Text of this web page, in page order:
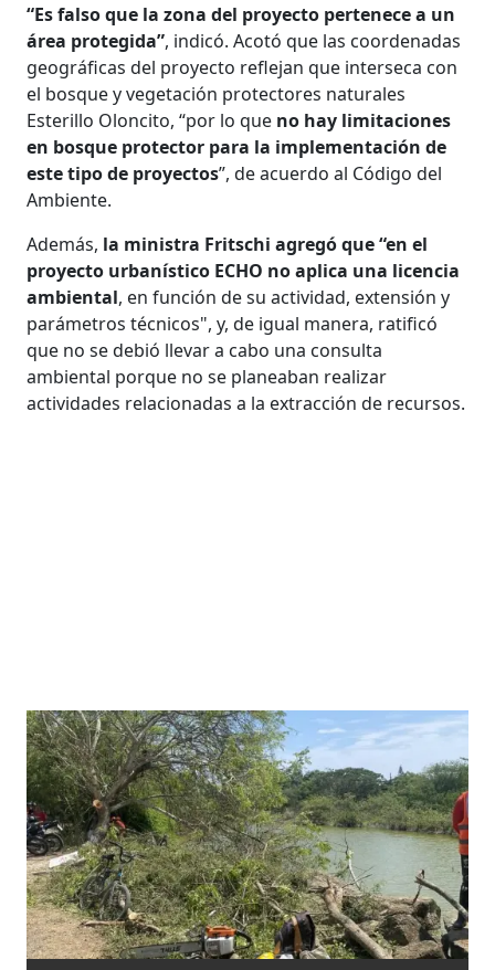
“Es falso que la zona del proyecto pertenece a un
área protegida”, indicó. Acotó que las coordenadas
geográficas del proyecto reflejan que interseca con
el bosque y vegetación protectores naturales
Esterillo Oloncito, “por lo que no hay limitaciones
en bosque protector para la implementación de
este tipo de proyectos”, de acuerdo al Código del
Ambiente.
Además, la ministra Fritschi agregó que “en el
proyecto urbanístico ECHO no aplica una licencia
ambiental, en función de su actividad, extensión y
parámetros técnicos", y, de igual manera, ratificó
que no se debió llevar a cabo una consulta
ambiental porque no se planeaban realizar
actividades relacionadas a la extracción de recursos.